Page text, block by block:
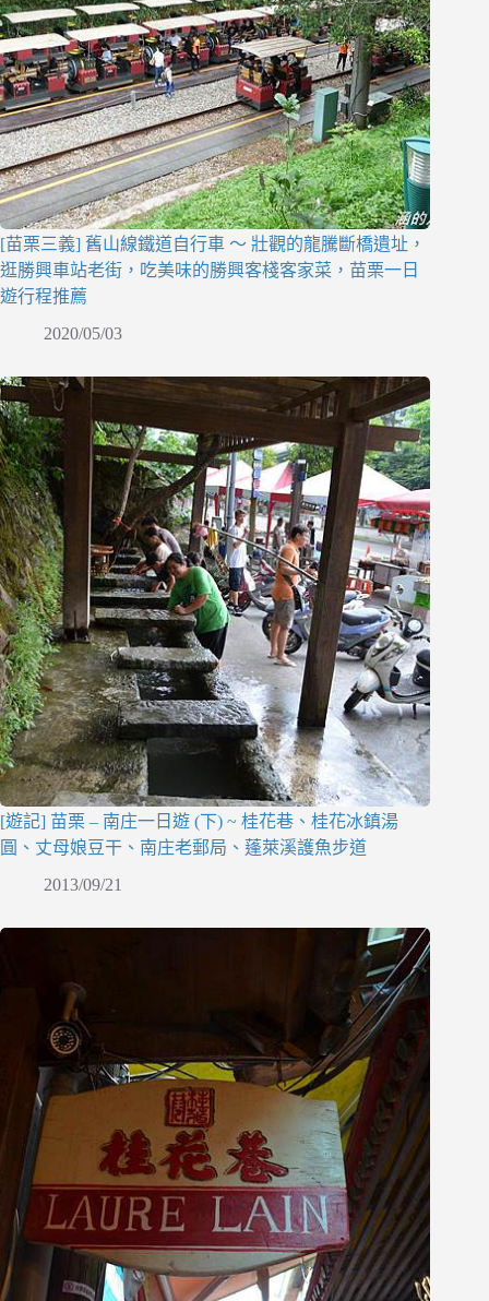
[苗栗三義] 舊山線鐵道自行車 ～ 壯觀的龍騰斷橋遺址，
逛勝興車站老街，吃美味的勝興客棧客家菜，苗栗一日
遊行程推薦
2020/05/03
[遊記] 苗栗 – 南庄一日遊 (下) ~ 桂花巷、桂花冰鎮湯
圓、丈母娘豆干、南庄老郵局、蓬萊溪護魚步道
2013/09/21